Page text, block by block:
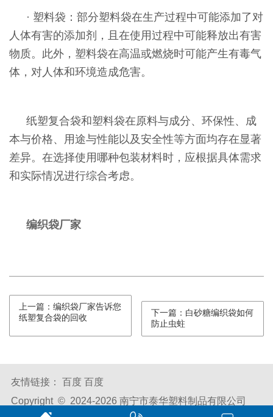
· 塑料袋：部分塑料袋在生产过程中可能添加了对
人体有害的添加剂，且在使用过程中可能释放出有害
物质。此外，塑料袋在高温或燃烧时可能产生有毒气
体，对人体和环境造成危害。
纸塑复合袋和塑料袋在原料与成分、环保性、成
本与价格、用途与性能以及安全性等方面均存在显著
差异。在选择使用哪种包装材料时，应根据具体需求
和实际情况进行综合考虑。
编织袋厂家
上一篇：编织袋厂家告诉您
纸塑复合袋的回收
下一篇：白砂糖编织袋如何
防止虫蛀
友情链接： 百度 百度
Copyright © 2024-2026 南宁市泰华塑料制品有限公司
All Rights Reserved.
备案号： 桂ICP备2024024278号-1